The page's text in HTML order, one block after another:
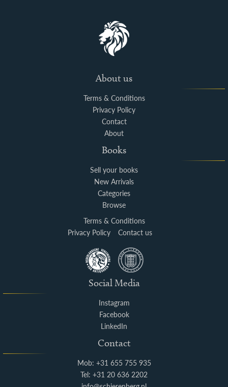
About us
Terms & Conditions
Privacy Policy
Contact
About
Books
Sell your books
New Arrivals
Categories
Browse
Terms & Conditions
Privacy Policy
Contact us
Social Media
Instagram
Facebook
LinkedIn
Contact
Mob: +31 655 755 935
Tel: +31 20 636 2202